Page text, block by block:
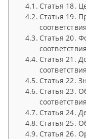
Статья 18.
Статья 19.
соответствия
Статья 20.
соответствия
Статья 21.
соответствия
Статья 22.
Статья 23.
соответствия
Статья 24.
Статья 25.
Статья 26.